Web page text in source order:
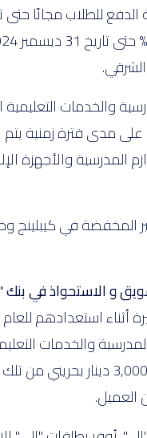
يصل إلى 3,000 دينار بحريني من الرسوم
المدرسية والأجهزة
و الاستحواذ في بنك
استعدادهم للعام
والخدمات
المتعلقة بالدراسة بكل سهولة ، مع منح ثلاثة عملاء
العميل.